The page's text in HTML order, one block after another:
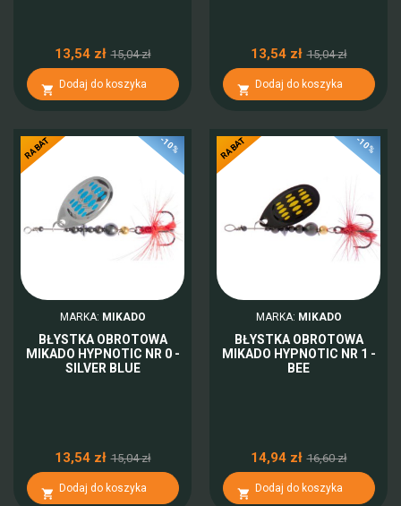
13,54 zł 15,04 zł
 Dodaj do koszyka
13,54 zł 15,04 zł
 Dodaj do koszyka
-10%
RABAT
MARKA: MIKADO
BŁYSTKA OBROTOWA
MIKADO HYPNOTIC NR 0 -
SILVER BLUE
13,54 zł 15,04 zł
 Dodaj do koszyka
-10%
RABAT
MARKA: MIKADO
BŁYSTKA OBROTOWA
MIKADO HYPNOTIC NR 1 -
BEE
14,94 zł 16,60 zł
 Dodaj do koszyka